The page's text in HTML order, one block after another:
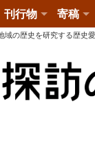
刊行物 寄稿
域の歴史を研究する歴史